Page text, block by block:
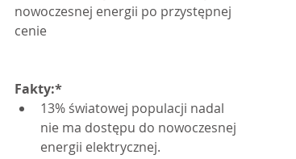
nowoczesnej energii po przystępnej
cenie
Fakty:*
13% światowej populacji nadal
nie ma dostępu do nowoczesnej
energii elektrycznej.